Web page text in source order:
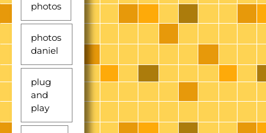
photos
photos
daniel
plug
and
play